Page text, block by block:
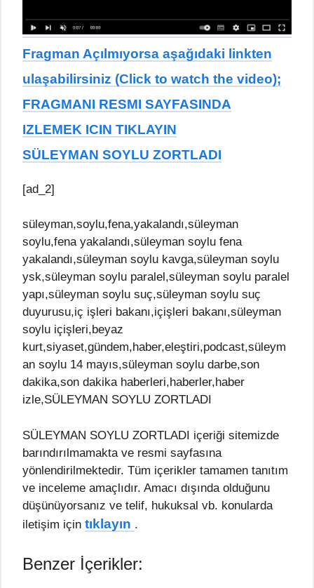
Fragman Açılmıyorsa aşağıdaki linkten
ulaşabilirsiniz (Click to watch the video);
FRAGMANI RESMI SAYFASINDA
IZLEMEK ICIN TIKLAYIN
SÜLEYMAN SOYLU ZORTLADI
[ad_2]
süleyman,soylu,fena,yakalandı,süleyman
soylu,fena yakalandı,süleyman soylu fena
yakalandı,süleyman soylu kavga,süleyman soylu
ysk,süleyman soylu paralel,süleyman soylu paralel
yapı,süleyman soylu suç,süleyman soylu suç
duyurusu,iç işleri bakanı,içişleri bakanı,süleyman
soylu içişleri,beyaz
kurt,siyaset,gündem,haber,eleştiri,podcast,süleym
an soylu 14 mayıs,süleyman soylu darbe,son
dakika,son dakika haberleri,haberler,haber
izle,SÜLEYMAN SOYLU ZORTLADI
SÜLEYMAN SOYLU ZORTLADI içeriği sitemizde
barındırılmamakta ve resmi sayfasına
yönlendirilmektedir. Tüm içerikler tamamen tanıtım
ve inceleme amaçlıdır. Amacı dışında olduğunu
düşünüyorsanız ve telif, hukuksal vb. konularda
iletişim için tıklayın .
Benzer İçerikler: